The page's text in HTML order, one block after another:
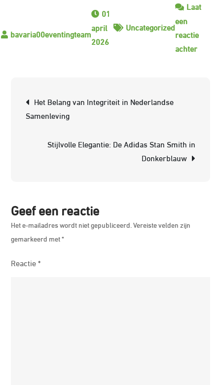
01
april
2026
Uncategorized
Laat
een
reactie
achterop
Het Belang van Integriteit in Nederlandse
Samenleving
Stijlvolle Elegantie: De Adidas Stan Smith in
Donkerblauw
Geef een reactie
Het e-mailadres wordt niet gepubliceerd. Vereiste velden zijn
gemarkeerd met*
Reactie*